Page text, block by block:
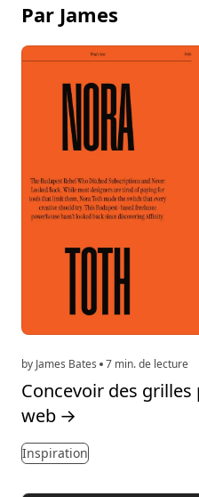
Par James
by James Bates 7 min. de lecture
Concevoir des grilles
web →
Inspiration